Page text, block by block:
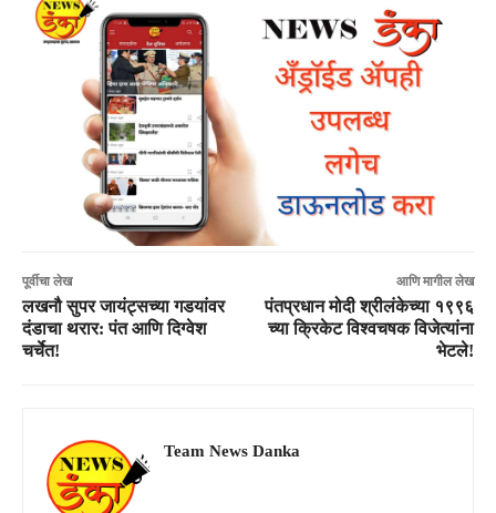
पूर्वीचा लेख
लखनौ सुपर जायंट्सच्या गडयांवर
दंडाचा थरार: पंत आणि दिग्वेश
चर्चेत!
आणि मागील लेख
पंतप्रधान मोदी श्रीलंकेच्या १९९६
च्या क्रिकेट विश्वचषक विजेत्यांना
भेटले!
Team News Danka